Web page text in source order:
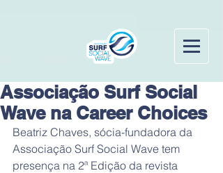
Associação Surf Social
Wave na Career Choices
Beatriz Chaves, sócia-fundadora da
Associação Surf Social Wave tem
presença na 2ª Edição da revista